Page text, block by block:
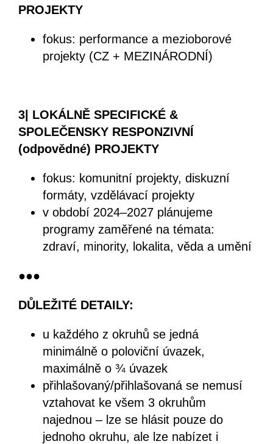
PROJEKTY
fokus: performance a mezioborové
projekty (CZ + MEZINÁRODNÍ)
3| LOKÁLNĚ SPECIFICKÉ &
SPOLEČENSKY RESPONZIVNÍ
(odpovědné) PROJEKTY
fokus: komunitní projekty, diskuzní
formáty, vzdělávací projekty
v období 2024–2027 plánujeme
programy zaměřené na témata:
zdraví, minority, lokalita, věda a umění
●●●
DŮLEŽITÉ DETAILY:
u každého z okruhů se jedná
minimálně o poloviční úvazek,
maximálně o ¾ úvazek
přihlašovaný/přihlašovaná se nemusí
vztahovat ke všem 3 okruhům
najednou – lze se hlásit pouze do
jednoho okruhu, ale lze nabízet i